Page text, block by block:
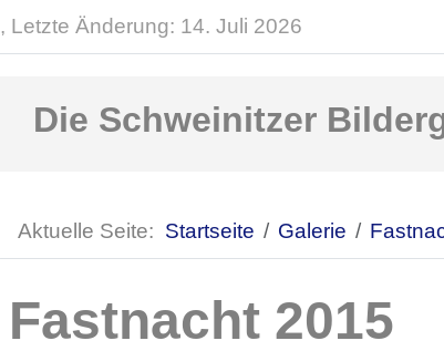
, Letzte Änderung: 14. Juli 2026
Die Schweinitzer
Aktuelle Seite: Startseite Galerie
Fastnacht 2015